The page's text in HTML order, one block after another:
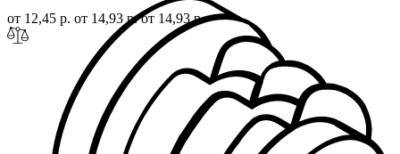
от 12,45 р. от 14,93 р.от 14,93 р.